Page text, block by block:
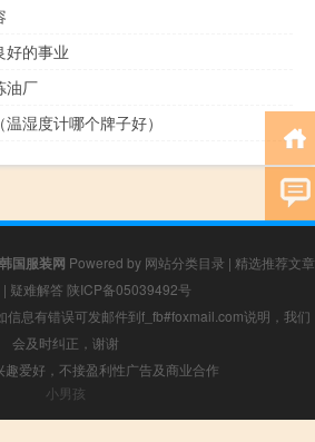
好的事业
油厂
湿度计哪个牌子好）
国服装网 Powered by 网站分类目录 | 精选推荐文章
| 疑难解答 陕ICP备05039492号
信息有错误可发邮件到f_fb#foxmail.com说明，我们
会及时纠正，谢谢
趣爱好，不接盈利性广告及商业合作
小男孩